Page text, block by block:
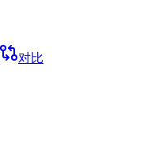
对比